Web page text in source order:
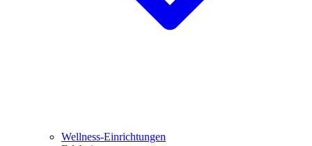
Wellness-Einrichtungen